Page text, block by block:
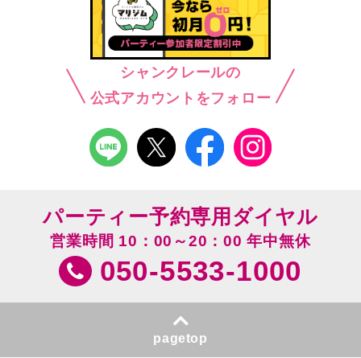
シャンクレールの
公式アカウントをフォロー
パーティー予約専用ダイヤル
営業時間 10：00～20：00 年中無休
050-5533-1000
pagetop